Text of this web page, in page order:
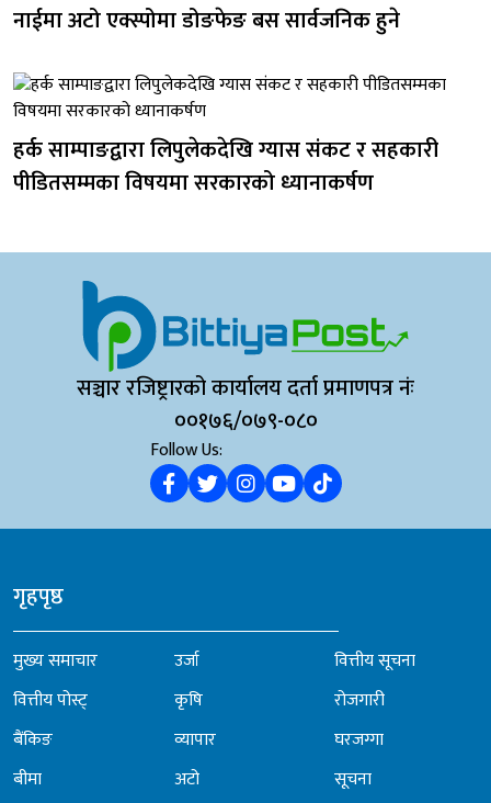
नाईमा अटो एक्स्पोमा डोङफेङ बस सार्वजनिक हुने
हर्क साम्पाङद्वारा लिपुलेकदेखि ग्यास संकट र सहकारी
पीडितसम्मका विषयमा सरकारको ध्यानाकर्षण
सञ्चार रजिष्ट्रारको कार्यालय दर्ता प्रमाणपत्र नंः
००१७६/०७९-०८०
Follow Us:
गृहपृष्ठ
मुख्य समाचार
वित्तीय पोस्ट्
बैंकिङ
बीमा
उर्जा
कृषि
व्यापार
अटो
वित्तीय सूचना
रोजगारी
घरजग्गा
सूचना